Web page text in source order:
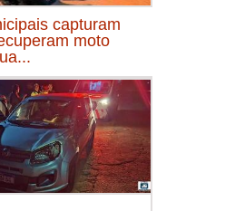
capturam
moto